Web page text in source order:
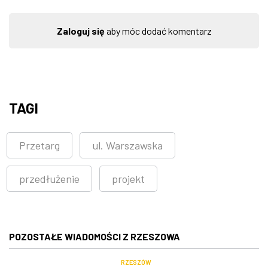
Zaloguj sięaby móc dodać komentarz
TAGI
Przetarg ul. Warszawska
przedłużenie projekt
POZOSTAŁE WIADOMOŚCI Z RZESZOWA
RZESZÓW